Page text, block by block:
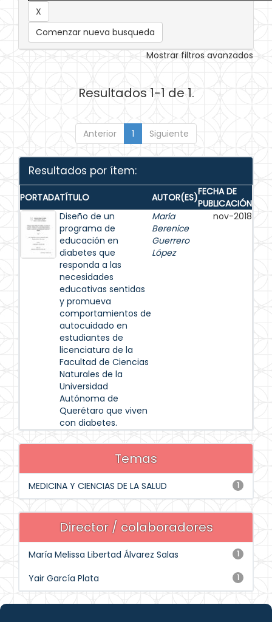
Comenzar nueva busqueda
Mostrar filtros avanzados
Resultados 1-1 de 1.
Anterior 1 Siguiente
Resultados por ítem:
PORTADATÍTULO AUTOR(ES)FECHA DE
PUBLICACIÓN
Diseño de un
programa de
educación en
diabetes que
responda a las
necesidades
educativas sentidas
y promueva
comportamientos de
autocuidado en
estudiantes de
licenciatura de la
Facultad de Ciencias
Naturales de la
Universidad
Autónoma de
Querétaro que viven
con diabetes.
María
Berenice
Guerrero
López
nov-2018
Temas
1
MEDICINA Y CIENCIAS DE LA SALUD
Director / colaboradores
1
María Melissa Libertad Álvarez Salas
1
Yair García Plata